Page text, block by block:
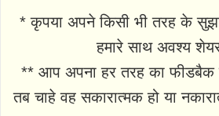
* कृपया अपने किसी भी तरह के
हमारे साथ अवश्य
** आप अपना हर तरह का
तब चाहे वह सकारात्मक हो या